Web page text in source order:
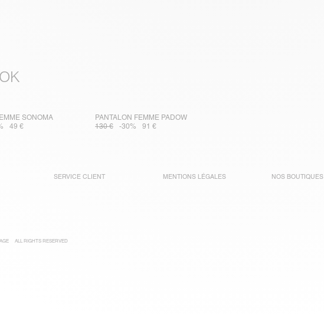
SONOMA
49 €
PANTALON FEMME PADOW
130 €
-30% 91 €
SERVICE CLIENT MENTIONS LÉGALES NOS BOUTIQUES
ALL RIGHTS RESERVED